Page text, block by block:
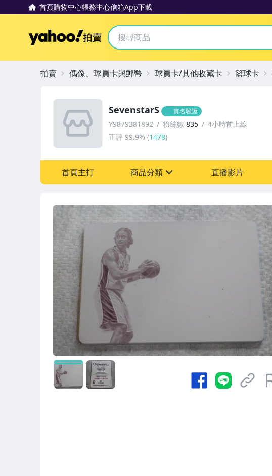
首頁購物中心帳務中心信箱App下載
Yahoo拍賣
SevenstarS 實名驗證
Y9879381892 粉絲數 835
4小時前上線
正評 99.9% (1478)
首頁主打 商品分類
偶像、球員卡與郵幣
直播影片
拍賣 偶像、球員卡與郵幣 球員卡/其他收藏卡 籃球卡